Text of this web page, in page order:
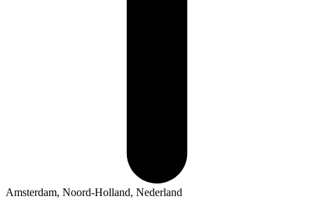
Amsterdam, Noord-Holland, Nederland